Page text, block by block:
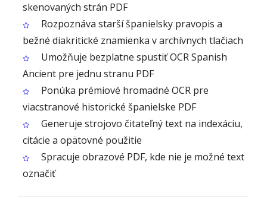
skenovaných strán PDF
Rozpoznáva starší španielsky pravopis a
bežné diakritické znamienka v archívnych tlačiach
Umožňuje bezplatne spustiť OCR Spanish
Ancient pre jednu stranu PDF
Ponúka prémiové hromadné OCR pre
viacstranové historické španielske PDF
Generuje strojovo čitateľný text na indexáciu,
citácie a opätovné použitie
Spracuje obrazové PDF, kde nie je možné text
označiť